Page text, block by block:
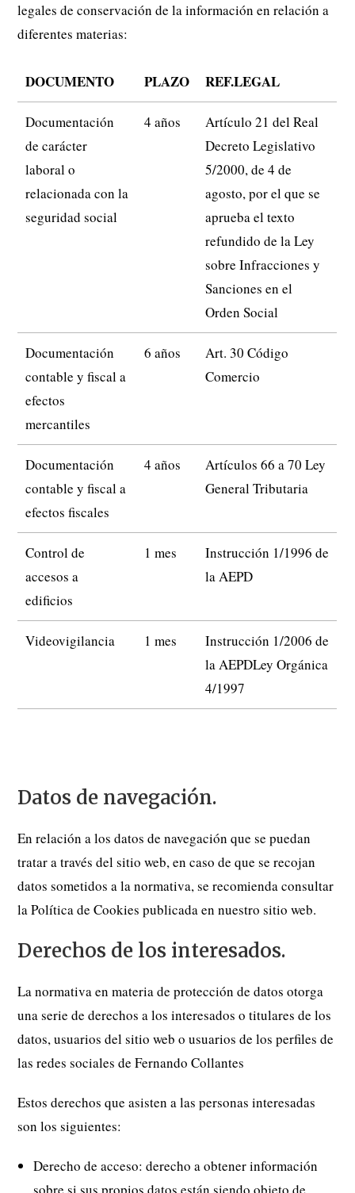
legales de conservación de la información en relación a
diferentes materias:
DOCUMENTO PLAZO REF.LEGAL
Documentación
de carácter
laboral o
relacionada con la
seguridad social
4 años
Artículo 21 del Real
Decreto Legislativo
5/2000, de 4 de
agosto, por el que se
aprueba el texto
refundido de la Ley
sobre Infracciones y
Sanciones en el
Orden Social
Documentación
contable y fiscal a
efectos
mercantiles
6 años
Art. 30 Código
Comercio
Documentación
contable y fiscal a
efectos fiscales
4 años
Artículos 66 a 70 Ley
General Tributaria
Control de
accesos a
edificios
1 mes
Instrucción 1/1996 de
la AEPD
Videovigilancia 1 mes
Instrucción 1/2006 de
la AEPDLey Orgánica
4/1997
Datos de navegación.
En relación a los datos de navegación que se puedan
tratar a través del sitio web, en caso de que se recojan
datos sometidos a la normativa, se recomienda consultar
la Política de Cookies publicada en nuestro sitio web.
Derechos de los interesados.
La normativa en materia de protección de datos otorga
una serie de derechos a los interesados o titulares de los
datos, usuarios del sitio web o usuarios de los perfiles de
las redes sociales de Fernando Collantes
Estos derechos que asisten a las personas interesadas
son los siguientes:
Derecho de acceso: derecho a obtener información
sobre si sus propios datos están siendo objeto de